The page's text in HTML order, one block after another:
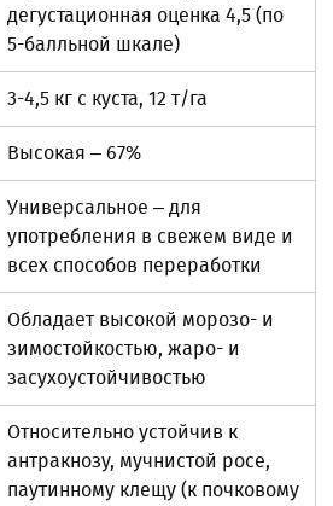
дегустационная оценка 4,5 (по
5-балльной шкале)
3-4,5 кг с куста, 12 т/га
Высокая – 67%
Универсальное – для
употребления в свежем виде и
всех способов переработки
Обладает высокой морозо- и
зимостойкостью, жаро- и
засухоустойчивостью
Относительно устойчив к
антракнозу, мучнистой росе,
паутинному клещу (к почковому